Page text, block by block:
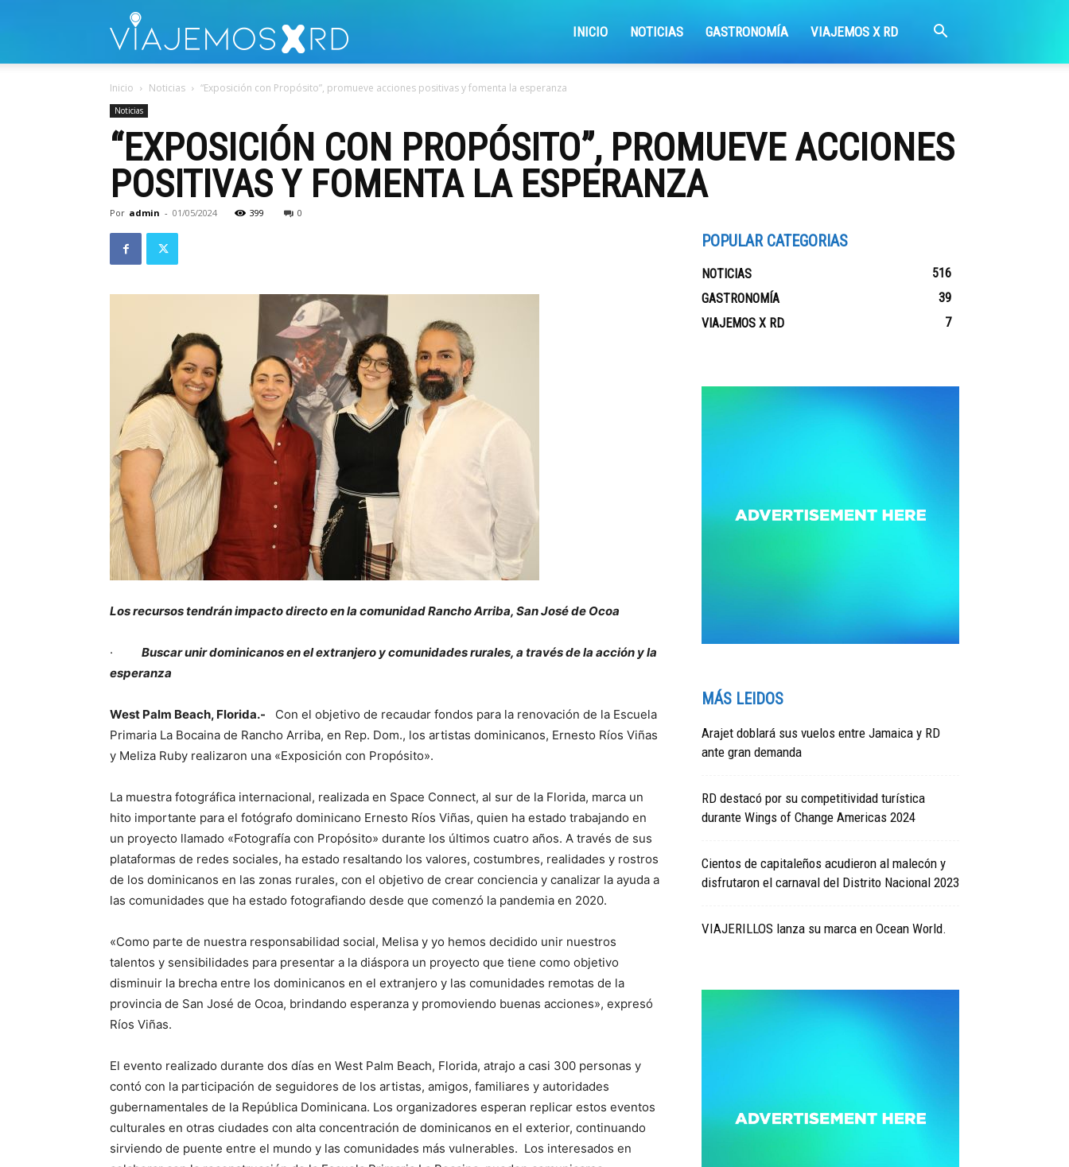
INICIO NOTICIAS GASTRONOMÍA VIAJEMOS X RD
Inicio Noticias “Exposición con Propósito”, promueve acciones positivas y fomenta la esperanza
Noticias
“EXPOSICIÓN CON PROPÓSITO”, PROMUEVE ACCIONES
POSITIVAS Y FOMENTA LA ESPERANZA
Por admin - 01/05/2024 399 0
Los recursos tendrán impacto directo en la comunidad Rancho Arriba, San José de Ocoa
· Buscar unir dominicanos en el extranjero y comunidades rurales, a través de la acción y la
esperanza
West Palm Beach, Florida.- Con el objetivo de recaudar fondos para la renovación de la Escuela
Primaria La Bocaina de Rancho Arriba, en Rep. Dom., los artistas dominicanos, Ernesto Ríos Viñas
y Meliza Ruby realizaron una «Exposición con Propósito».
La muestra fotográfica internacional, realizada en Space Connect, al sur de la Florida, marca un
hito importante para el fotógrafo dominicano Ernesto Ríos Viñas, quien ha estado trabajando en
un proyecto llamado «Fotografía con Propósito» durante los últimos cuatro años. A través de sus
plataformas de redes sociales, ha estado resaltando los valores, costumbres, realidades y rostros
de los dominicanos en las zonas rurales, con el objetivo de crear conciencia y canalizar la ayuda a
las comunidades que ha estado fotografiando desde que comenzó la pandemia en 2020.
«Como parte de nuestra responsabilidad social, Melisa y yo hemos decidido unir nuestros
talentos y sensibilidades para presentar a la diáspora un proyecto que tiene como objetivo
disminuir la brecha entre los dominicanos en el extranjero y las comunidades remotas de la
provincia de San José de Ocoa, brindando esperanza y promoviendo buenas acciones», expresó
Ríos Viñas.
El evento realizado durante dos días en West Palm Beach, Florida, atrajo a casi 300 personas y
contó con la participación de seguidores de los artistas, amigos, familiares y autoridades
gubernamentales de la República Dominicana. Los organizadores esperan replicar estos eventos
culturales en otras ciudades con alta concentración de dominicanos en el exterior, continuando
sirviendo de puente entre el mundo y las comunidades más vulnerables. Los interesados en
POPULAR CATEGORIAS
NOTICIAS
516
GASTRONOMÍA
39
VIAJEMOS X RD
7
MÁS LEIDOS
Arajet doblará sus vuelos entre Jamaica y RD
ante gran demanda
RD destacó por su competitividad turística
durante Wings of Change Americas 2024
Cientos de capitaleños acudieron al malecón y
disfrutaron el carnaval del Distrito Nacional 2023
VIAJERILLOS lanza su marca en Ocean World.